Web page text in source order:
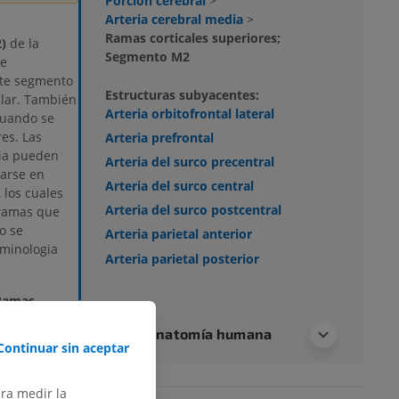
de la
segmento
También
se
Las
pueden
en
cuales
que
se
mediano,
Arteria cerebral media >
Ramas corticales superiores;
Segmento M2
Estructuras subyacentes:
Arteria orbitofrontal lateral
Arteria prefrontal
Arteria del surco precentral
Arteria del surco central
Arteria del surco postcentral
Arteria parietal anterior
Arteria parietal posterior
Neuroanatomía humana
sin aceptar
medir la